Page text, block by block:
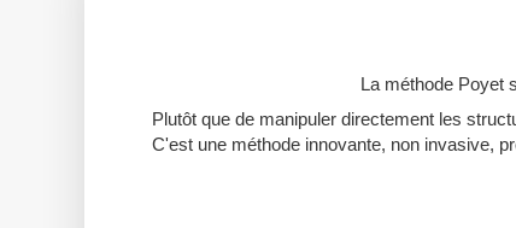
La méthode Poyet
Plutôt que de manipuler directement les
C'est une méthode innovante, non invasive,